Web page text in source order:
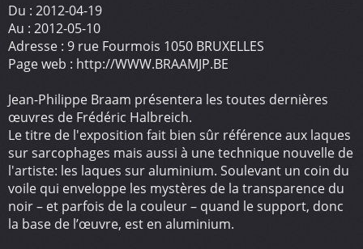
Du : 2012-04-19
Au : 2012-05-10
Adresse : 9 rue Fourmois 1050 BRUXELLES
Page web : http://WWW.BRAAMJP.BE
Jean-Philippe Braam présentera les toutes dernières
œuvres de Frédéric Halbreich.
Le titre de l'exposition fait bien sûr référence aux laques
sur sarcophages mais aussi à une technique nouvelle de
l'artiste: les laques sur aluminium. Soulevant un coin du
voile qui enveloppe les mystères de la transparence du
noir – et parfois de la couleur – quand le support, donc
la base de l’œuvre, est en aluminium.